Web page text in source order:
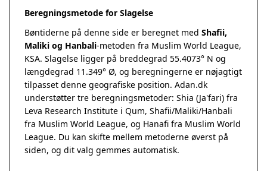
Beregningsmetode for Slagelse
Bøntiderne på denne side er beregnet med Shafii,
Maliki og Hanbali-metoden fra Muslim World League,
KSA. Slagelse ligger på breddegrad 55.4073° N og
længdegrad 11.349° Ø, og beregningerne er nøjagtigt
tilpasset denne geografiske position. Adan.dk
understøtter tre beregningsmetoder: Shia (Ja'fari) fra
Leva Research Institute i Qum, Shafii/Maliki/Hanbali
fra Muslim World League, og Hanafi fra Muslim World
League. Du kan skifte mellem metoderne øverst på
siden, og dit valg gemmes automatisk.